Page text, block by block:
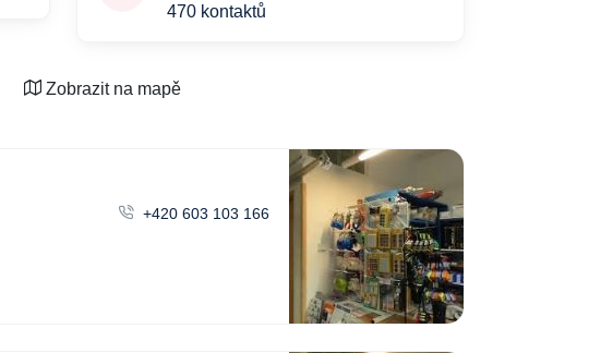
470 kontaktů
Zobrazit na mapě
+420 603 103 166